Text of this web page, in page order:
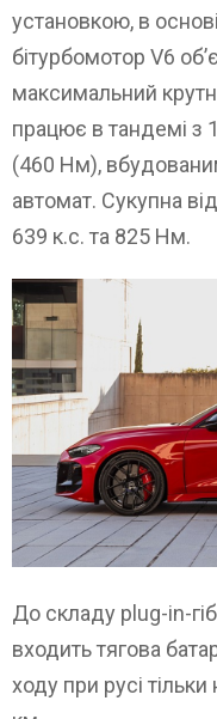
установкою, в
бітурбомотор V6
максимальний
працює в тандемі з
(460 Нм),
автомат. Сукупна
639 к.с. та 825 Нм.
До складу plug-in-
входить тягова
ходу при русі